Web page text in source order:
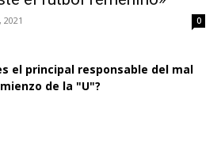
0
el principal responsable del mal
de la "U"?